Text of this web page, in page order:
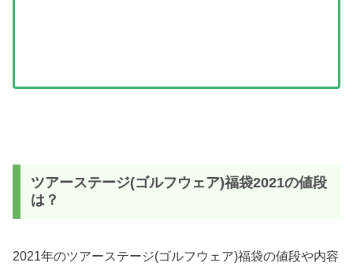
ツアーステージ(ゴルフウェア)福袋2021の値段
は？
2021年のツアーステージ(ゴルフウェア)福袋の値段や内容